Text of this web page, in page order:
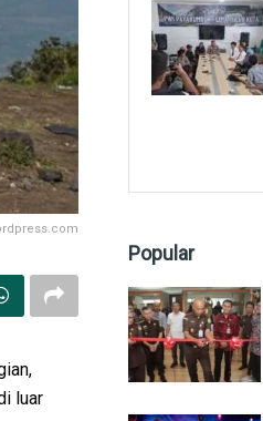
luar
Popular